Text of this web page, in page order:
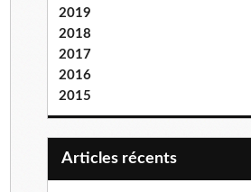
2019
2018
2017
2016
2015
articles récents